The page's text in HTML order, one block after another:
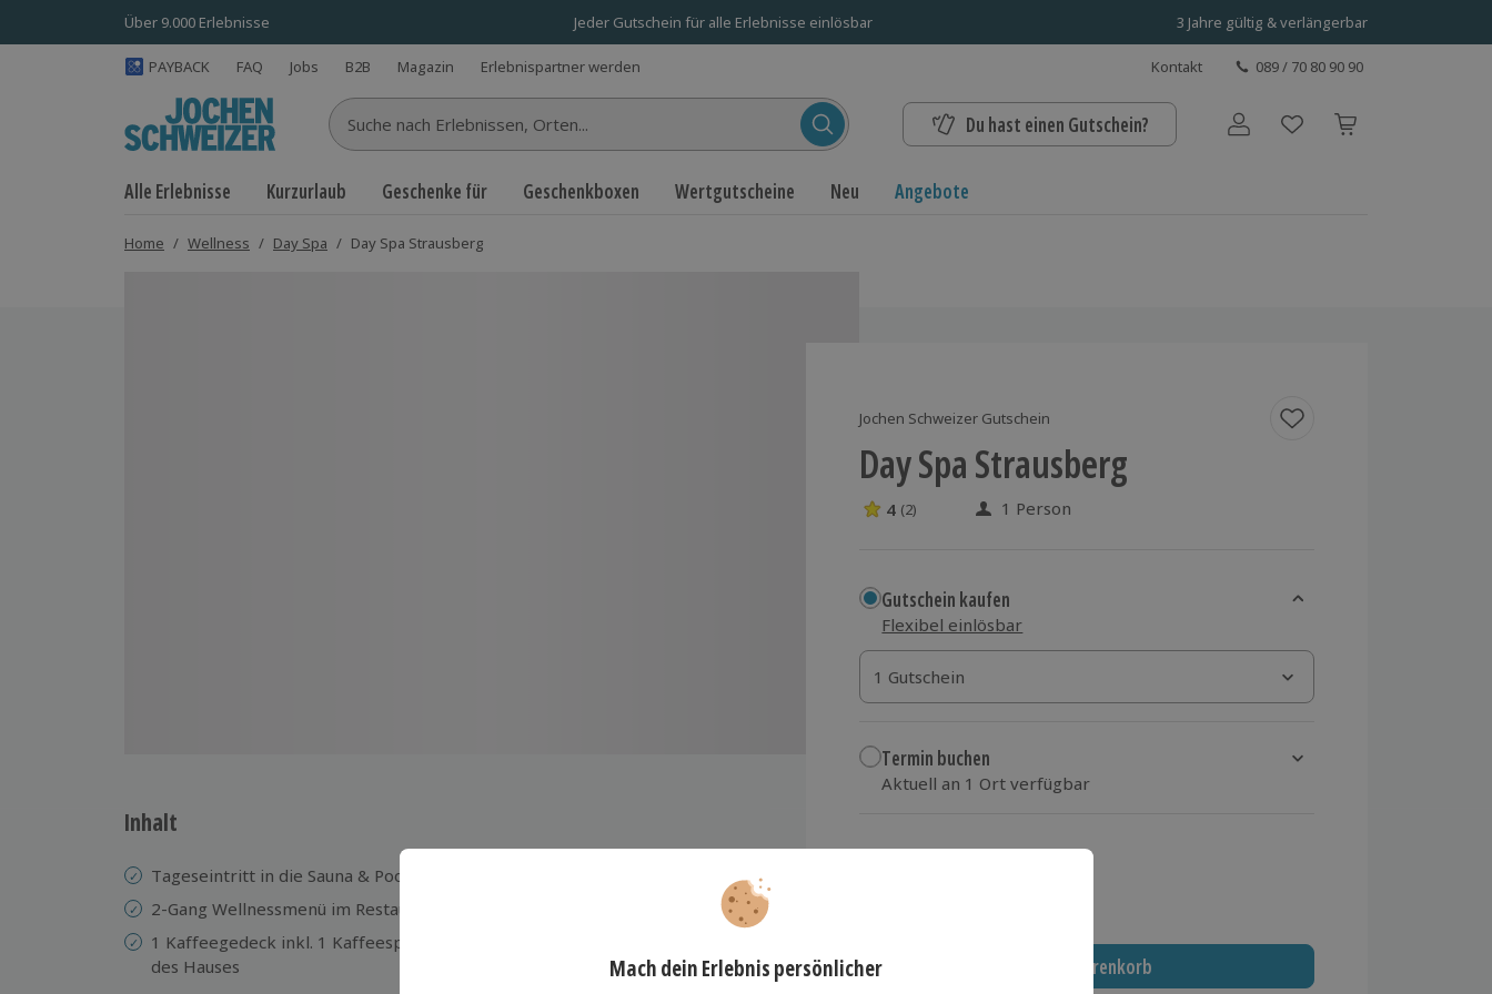
Über 9.000 Erlebnisse Jeder Gutschein für alle Erlebnisse einlösbar 3 Jahre gültig & verlängerbar
PAYBACK FAQ Jobs B2B Magazin Erlebnispartner werden Kontakt 089 / 70 80 90 90
Suche nach Erlebnissen... Du hast einen Gutschein? Benutzerkonto
Alle Erlebnisse Kurzurlaub Geschenke für Geschenkboxen Wertgutscheine Neu Angebote
Home / Wellness / Day Spa / Day Spa Strausberg
Jochen Schweizer Gutschein
Day Spa Strausberg
4 Sterne von 5 aus 2 Bewertungen
4 (2) 1 Person
Gutschein kaufen
Flexibel einlösbar
1 Gutschein
1 Gutschein
1 Gutschein
Termin buchen
Aktuell an 1 Ort verfügbar
In den Warenkorb
Inhalt
Tageseintritt in die Sauna & Pool Landschaft
2-Gang Wellnessmenü im Restaurant Royal
1 Kaffeegedeck inkl. 1 Kaffeespezialität und einem Stück Kuchen nach Wahl
des Hauses